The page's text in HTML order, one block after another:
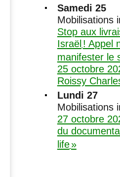
Samedi 25
Mobilisations
Stop aux
Israël ! Appel
manifester le
25 octobre
Roissy
Lundi 27
Mobilisations
27 octobre
du
life»